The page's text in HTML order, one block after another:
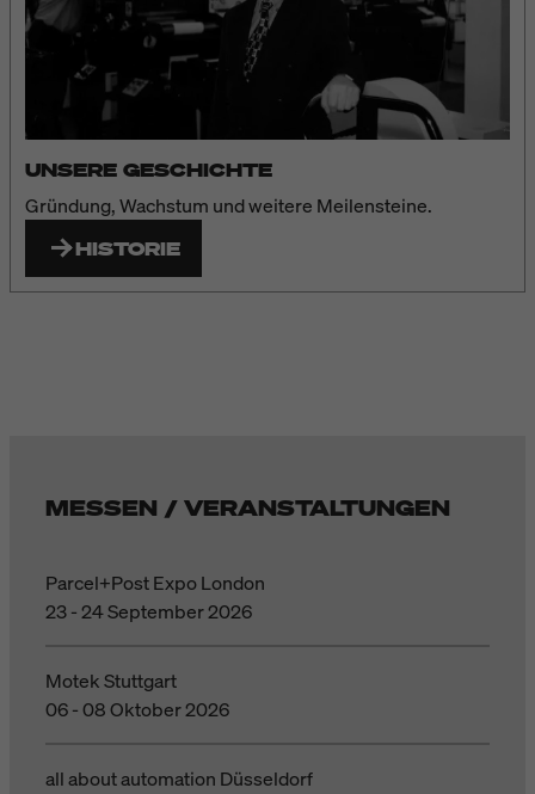
UNSERE GESCHICHTE
Gründung, Wachstum und weitere Meilensteine.
HISTORIE
MESSEN / VERANSTALTUNGEN
Parcel+Post Expo London
23 - 24 September 2026
Motek Stuttgart
06 - 08 Oktober 2026
all about automation Düsseldorf